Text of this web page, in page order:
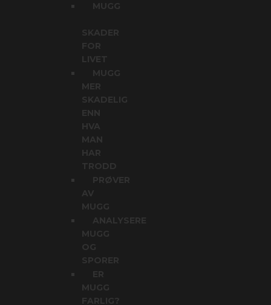
MUGG
SKADER
FOR
LIVET
MUGG
MER
SKADELIG
HVA
MAN
HAR
TRODD
PRØVER
AV
MUGG
ANALYSERE
MUGG
SPORER
ER
MUGG
FARLIG?